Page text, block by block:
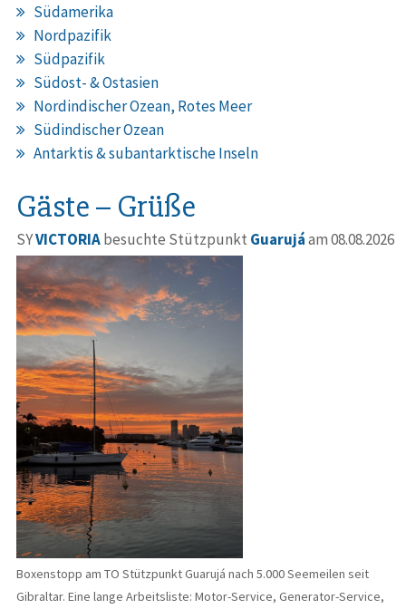
Südamerika
Nordpazifik
Südpazifik
Südost- & Ostasien
Nordindischer Ozean, Rotes Meer
Südindischer Ozean
Antarktis & subantarktische Inseln
Gäste – Grüße
SYVICTORIAbesuchte Stützpunkt Guarujáam 08.08.2026
Boxenstopp am TO Stützpunkt Guarujá nach 5.000 Seemeilen seit
Gibraltar. Eine lange Arbeitsliste: Motor-Service, Generator-Service,